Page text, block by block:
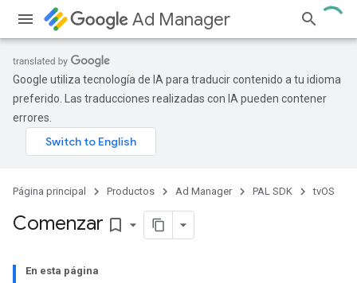
Ad Manager
Google utiliza tecnología de IA para traducir contenido a tu idioma
preferido. Las traducciones realizadas con IA pueden contener
errores.
Página principal Productos Ad Manager PAL SDK tvOS
Comenzar bookmark_border
En esta página